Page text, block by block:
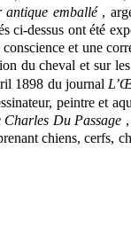
antique emballé ,
ci-dessus ont été
et une
du cheval et sur
1898 du journal
peintre et
Charles Du Passage
chiens, cerfs,